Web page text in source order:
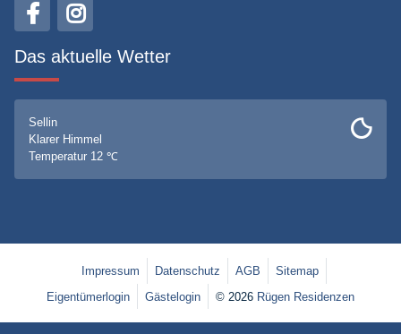
Das aktuelle Wetter
Sellin
Klarer Himmel
Temperatur 12 ℃
Impressum Datenschutz AGB
Sitemap
Eigentümerlogin
Gästelogin © 2026 Rügen Residenzen